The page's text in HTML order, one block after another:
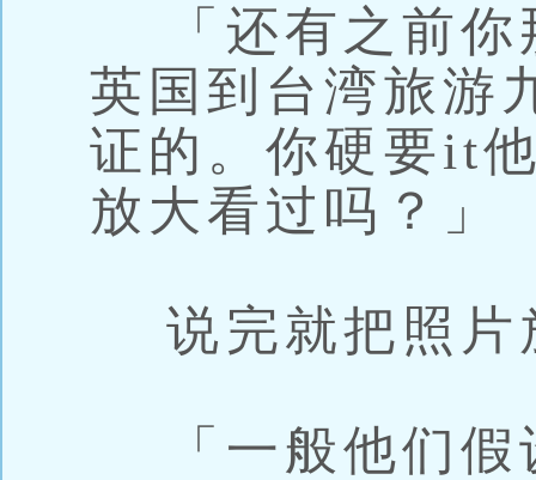
「还有之前你
英国到台湾旅游
证的。你硬要it
放大看过吗？」
说完就把照片
「一般他们假